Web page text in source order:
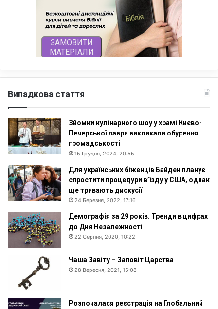
Випадкова стаття
Зйомки кулінарного шоу у храмі Києво-
Печерської лаври викликали обурення
громадськості
15 Грудня, 2024, 20:55
Для українських біженців Байден планує
спростити процедури в’їзду у США, однак
ще тривають дискусії
24 Березня, 2022, 17:16
Демографія за 29 років. Тренди в цифрах
до Дня Незалежності
22 Серпня, 2020, 10:22
Чаша Завіту – Заповіт Царства
28 Вересня, 2021, 15:08
Розпочалася реєстрація на Глобальний